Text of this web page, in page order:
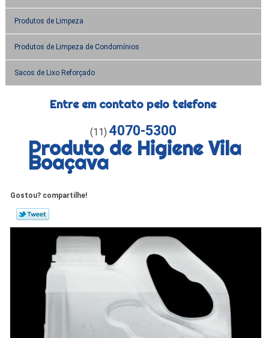
Produtos de Limpeza
Produtos de Limpeza de Condomínios
Sacos de Lixo Reforçado
Entre em contato pelo telefone
(11) 4070-5300
Produto de Higiene Vila
Boaçava
Gostou? compartilhe!